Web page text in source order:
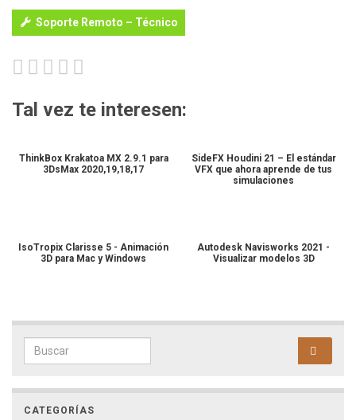
Soporte Remoto – Técnico
Tal vez te interesen:
ThinkBox Krakatoa MX 2.9.1 para
3DsMax 2020,19,18,17
SideFX Houdini 21 – El estándar
VFX que ahora aprende de tus
simulaciones
IsoTropix Clarisse 5 - Animación
3D para Mac y Windows
Autodesk Navisworks 2021 -
Visualizar modelos 3D
Search for:
CATEGORÍAS